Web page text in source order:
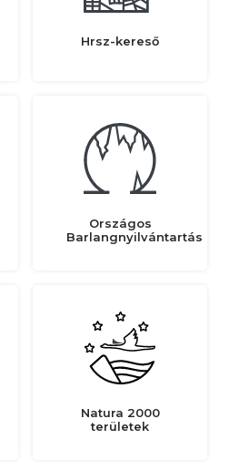
Hrsz-kereső
Országos
Barlangnyilvántartás
Natura 2000
területek